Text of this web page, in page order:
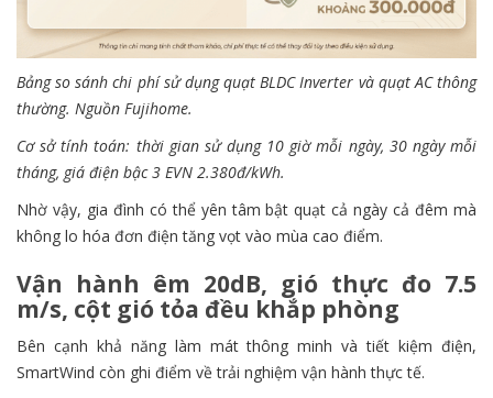
Bảng so sánh chi phí sử dụng quạt BLDC Inverter và quạt AC thông
thường. Nguồn Fujihome.
Cơ sở tính toán: thời gian sử dụng 10 giờ mỗi ngày, 30 ngày mỗi
tháng, giá điện bậc 3 EVN 2.380đ/kWh.
Nhờ vậy, gia đình có thể yên tâm bật quạt cả ngày cả đêm mà
không lo hóa đơn điện tăng vọt vào mùa cao điểm.
Vận hành êm 20dB, gió thực đo 7.5
m/s, cột gió tỏa đều khắp phòng
Bên cạnh khả năng làm mát thông minh và tiết kiệm điện,
SmartWind còn ghi điểm về trải nghiệm vận hành thực tế.